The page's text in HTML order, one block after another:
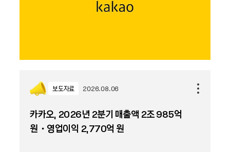
보도자료 2026.08.06
카카오, 2026년 2분기 매출액 2조 985억
원・영업이익 2,770억 원